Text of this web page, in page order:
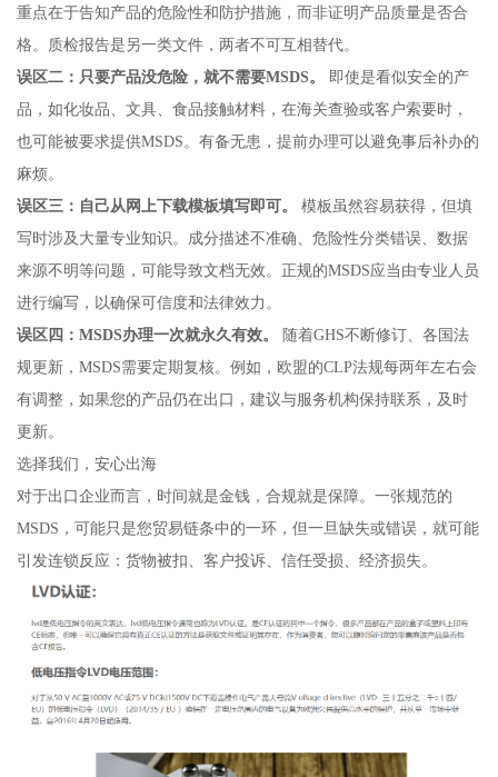
重点在于告知产品的危险性和防护措施，而非证明产品质量是否合
格。质检报告是另一类文件，两者不可互相替代。
误区二：只要产品没危险，就不需要MSDS。
即使是看似安全的产
品，如化妆品、文具、食品接触材料，在海关查验或客户索要时，
也可能被要求提供MSDS。有备无患，提前办理可以避免事后补办的
麻烦。
误区三：自己从网上下载模板填写即可。
模板虽然容易获得，但填
写时涉及大量专业知识。成分描述不准确、危险性分类错误、数据
来源不明等问题，可能导致文档无效。正规的MSDS应当由专业人员
进行编写，以确保可信度和法律效力。
误区四：MSDS办理一次就永久有效。
随着GHS不断修订、各国法
规更新，MSDS需要定期复核。例如，欧盟的CLP法规每两年左右会
有调整，如果您的产品仍在出口，建议与服务机构保持联系，及时
更新。
选择我们，安心出海
对于出口企业而言，时间就是金钱，合规就是保障。一张规范的
MSDS，可能只是您贸易链条中的一环，但一旦缺失或错误，就可能
引发连锁反应：货物被扣、客户投诉、信任受损、经济损失。